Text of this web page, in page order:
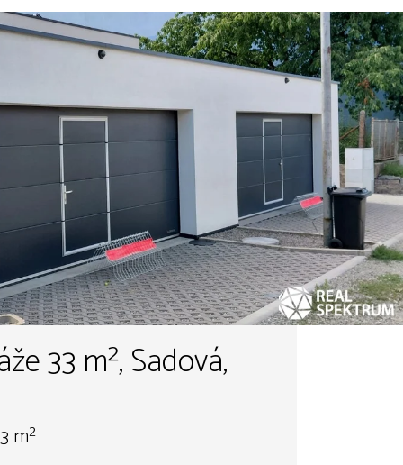
33 m², Sadová,
m²